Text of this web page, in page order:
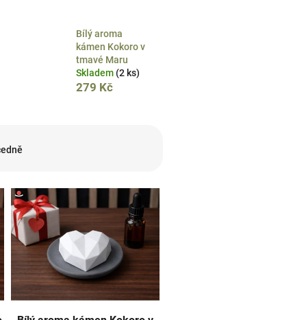
Bílý aroma
kámen Kokoro v
tmavé Maru
Skladem (2 ks)
279 Kč